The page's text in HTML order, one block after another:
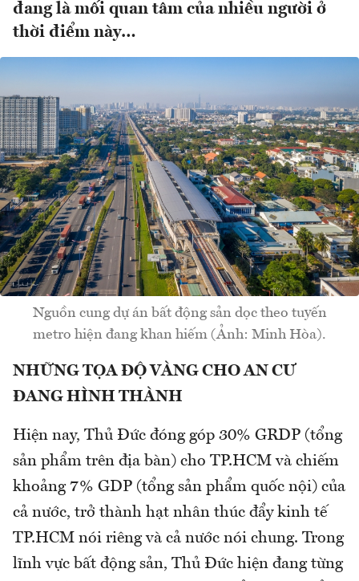
đang là mối quan tâm của nhiều người ở
thời điểm này…
Nguồn cung dự án bất động sản dọc theo tuyến
metro hiện đang khan hiếm (Ảnh: Minh Hòa).
NHỮNG TỌA ĐỘ VÀNG CHO AN CƯ
ĐANG HÌNH THÀNH
Hiện nay, Thủ Đức đóng góp 30% GRDP (tổng
sản phẩm trên địa bàn) cho TP.HCM và chiếm
khoảng 7% GDP (tổng sản phẩm quốc nội) của
cả nước, trở thành hạt nhân thúc đẩy kinh tế
TP.HCM nói riêng và cả nước nói chung. Trong
lĩnh vực bất động sản, Thủ Đức hiện đang từng